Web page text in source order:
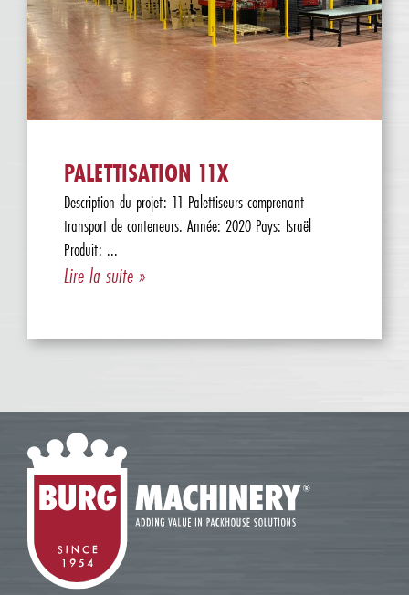
PALETTISATION 11X
Description du projet: 11 Palettiseurs comprenant
transport de conteneurs. Année: 2020 Pays: Israël
Produit: ...
Lire la suite »